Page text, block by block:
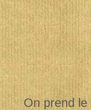
On prend